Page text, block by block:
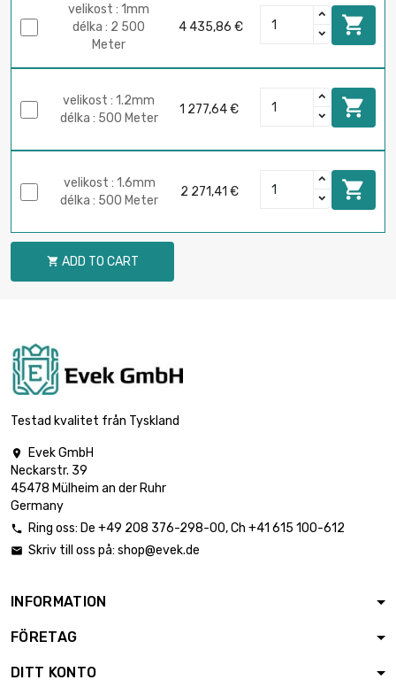
velikost : 1mm
délka : 2 500
Meter
4 435,86 € 
velikost : 1.2mm
délka : 500 Meter
1 277,64 € 
velikost : 1.6mm
délka : 500 Meter
2 271,41 € 
 ADD TO CART
Testad kvalitet från Tyskland

Evek GmbH
Neckarstr. 39
45478 Mülheim an der Ruhr
Germany
 Ring oss: De +49 208 376-298-00, Ch +41 615 100-612
 Skriv till oss på: shop@evek.de
INFORMATION
FÖRETAG
DITT KONTO